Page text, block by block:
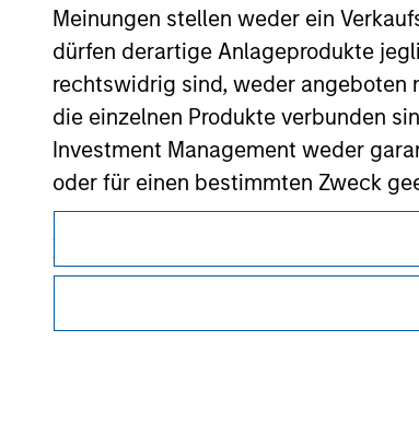
Meinungen stellen weder ein
dürfen derartige Anlageprodukte
rechtswidrig sind, weder angeboten
die einzelnen Produkte verbunden
Investment Management weder
oder für einen bestimmten Zweck
Anträge für Anteile in den auf der
Verkaufsprospekt, Jahres- und
Die auf der Website dargelegten
Dieses Dokument ist ein Marketingdokument.
Nutzer müssen die Nutzungsbedingungen lesen
regulatorische Auflagen enthalten sind, die für